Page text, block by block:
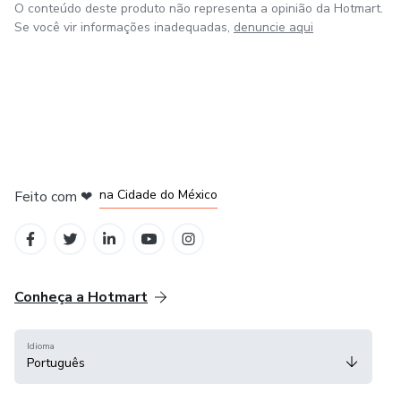
O conteúdo deste produto não representa a opinião da Hotmart.
Se você vir informações inadequadas, denuncie aqui
Feito com ❤ na Cidade do México
Conheça a Hotmart
Idioma
Português